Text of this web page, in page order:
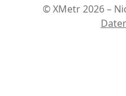
© XMetr 2026 –